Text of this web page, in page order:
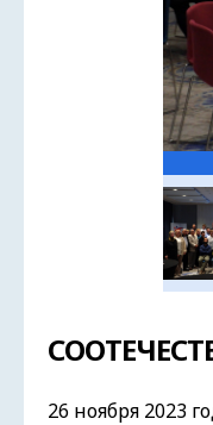
26 ноября 2023